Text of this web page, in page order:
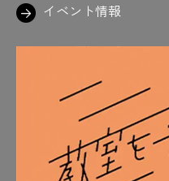
イベント情報